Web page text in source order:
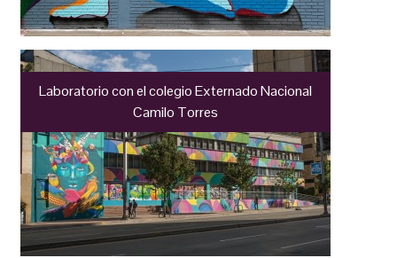
Laboratorio con el colegio Externado Nacional
Camilo Torres